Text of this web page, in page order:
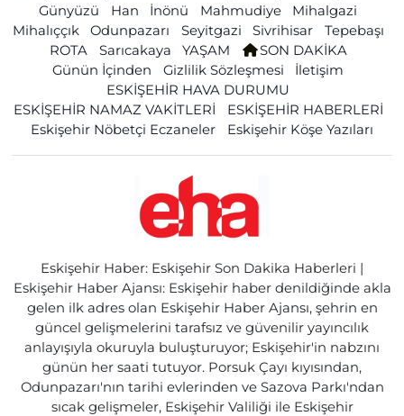
Günyüzü
Han İnönü Mahmudiye
Mihalgazi
Mihalıççık
Odunpazarı Seyitgazi Sivrihisar
Tepebaşı
ROTA
Sarıcakaya YAŞAM
SON DAKİKA
Günün İçinden
Gizlilik Sözleşmesi
İletişim
ESKİŞEHİR HAVA DURUMU
ESKİŞEHİR NAMAZ VAKİTLERİ
ESKİŞEHİR HABERLERİ
Eskişehir Nöbetçi Eczaneler
Eskişehir Köşe Yazıları
Eskişehir Haber: Eskişehir Son Dakika Haberleri |
Eskişehir Haber Ajansı: Eskişehir haber denildiğinde akla
gelen ilk adres olan Eskişehir Haber Ajansı, şehrin en
güncel gelişmelerini tarafsız ve güvenilir yayıncılık
anlayışıyla okuruyla buluşturuyor; Eskişehir'in nabzını
günün her saati tutuyor. Porsuk Çayı kıyısından,
Odunpazarı'nın tarihi evlerinden ve Sazova Parkı'ndan
sıcak gelişmeler, Eskişehir Valiliği ile Eskişehir